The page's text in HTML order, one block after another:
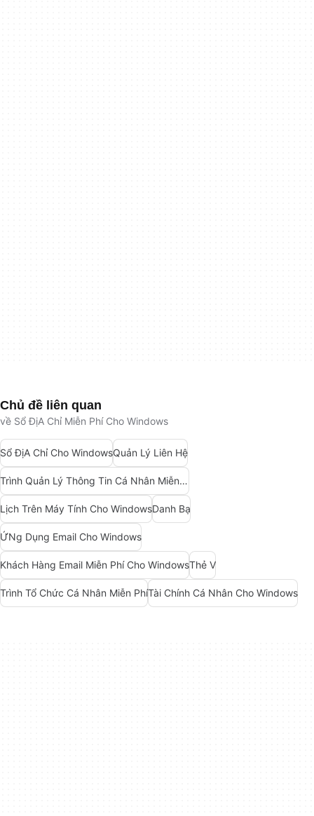
Chủ đề liên quan
về Sổ ĐịA Chỉ Miễn Phí Cho Windows
Sổ ĐịA Chỉ Cho WindowsQuản Lý Liên Hệ
Trình Quản Lý Thông Tin Cá Nhân Miễn Phí Cho Windows
Lịch Trên Máy Tính Cho WindowsDanh Bạ
ỨNg Dụng Email Cho Windows
Khách Hàng Email Miễn Phí Cho WindowsThẻ V
Trình Tổ Chức Cá Nhân Miễn PhíTài Chính Cá Nhân Cho Windows